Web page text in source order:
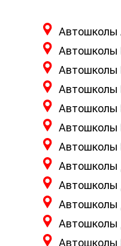
Автошколы
Автошколы
Автошколы
Автошколы
Автошколы
Автошколы
Автошколы
Автошколы
Автошколы
Автошколы
Автошколы
Автошколы